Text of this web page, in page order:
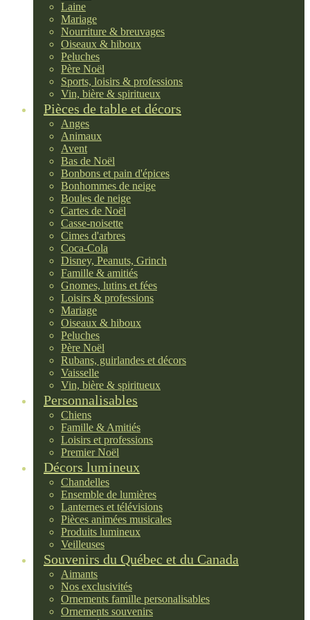
Laine
Mariage
Nourriture & breuvages
Oiseaux & hiboux
Peluches
Père Noël
Sports, loisirs & professions
Vin, bière & spiritueux
Pièces de table et décors
Anges
Animaux
Avent
Bas de Noël
Bonbons et pain d'épices
Bonhommes de neige
Boules de neige
Cartes de Noël
Casse-noisette
Cimes d'arbres
Coca-Cola
Disney, Peanuts, Grinch
Famille & amitiés
Gnomes, lutins et fées
Loisirs & professions
Mariage
Oiseaux & hiboux
Peluches
Père Noël
Rubans, guirlandes et décors
Vaisselle
Vin, bière & spiritueux
Personnalisables
Chiens
Famille & Amitiés
Loisirs et professions
Premier Noël
Décors lumineux
Chandelles
Ensemble de lumières
Lanternes et télévisions
Pièces animées musicales
Produits lumineux
Veilleuses
Souvenirs du Québec et du Canada
Aimants
Nos exclusivités
Ornements famille personalisables
Ornements souvenirs